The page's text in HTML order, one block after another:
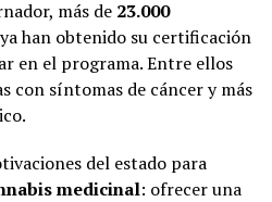
más de 23.000
han obtenido su certificación
en el programa. Entre ellos
con síntomas de cáncer y más
del estado para
medicinal: ofrecer una